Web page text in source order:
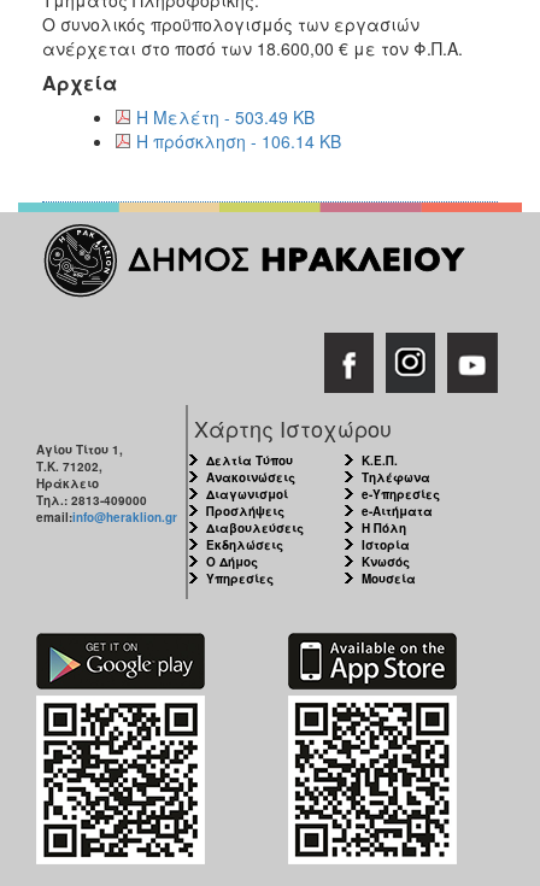
ΤΟΠΟΣ
ΠΟΛΙΤΙΣΜΟΣ
ΑΝΘΕΚΤΙΚΗ
Ο συνολικός προϋπολογισμός των εργασιών
ανέρχεται στο ποσό των 18.600,00 € με τον Φ.Π.Α.
Αρχεία
Η Μελέτη - 503.49 KB
Η πρόσκληση - 106.14 KB
Αγίου Τίτου 1,
Τ.Κ. 71202,
Ηράκλειο
Τηλ.: 2813-409000
email:info@heraklion.gr
Χάρτης Ιστοχώρου
Δελτία Τύπου
Ανακοινώσεις
Διαγωνισμοί
Προσλήψεις
Διαβουλεύσεις
Εκδηλώσεις
Ο Δήμος
Υπηρεσίες
Κ.Ε.Π.
Τηλέφωνα
e-Υπηρεσίες
e-Αιτήματα
Η Πόλη
Ιστορία
Κνωσός
Μουσεία